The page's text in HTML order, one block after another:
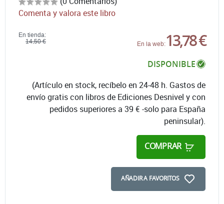
Comenta y valora este libro
En tienda:
14,50 €
En la web:13,78 €
DISPONIBLE
(Artículo en stock, recíbelo en 24-48 h. Gastos de
envío gratis con libros de Ediciones Desnivel y con
pedidos superiores a 39 € -solo para España
peninsular).
COMPRAR
AÑADIR A FAVORITOS